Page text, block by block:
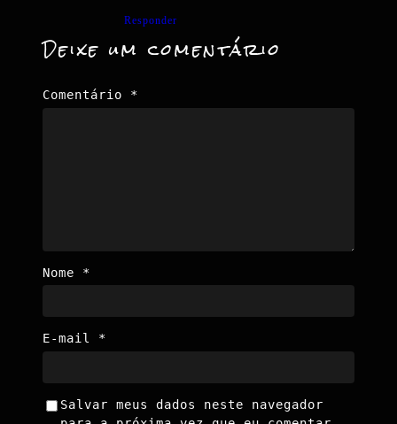
Responder
Deixe um comentário
Comentário *
Nome *
E-mail *
Salvar meus dados neste navegador